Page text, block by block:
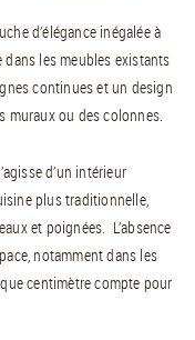
d’élégance inégalée à
les meubles existants
continues et un design
muraux ou des colonnes.
d’un intérieur
plus traditionnelle,
et poignées. L’absence
notamment dans les
centimètre compte pour